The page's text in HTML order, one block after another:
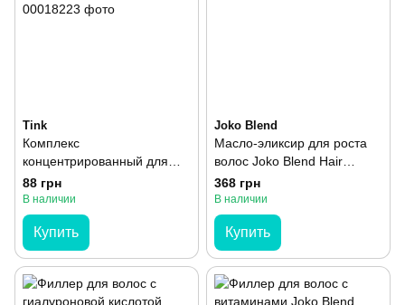
Tink
Комплекс
концентрированный для
волос Tink Манго-Протеины
шелка 4 шт 10 мл
88 грн
В наличии
Купить
Joko Blend
Масло-эликсир для роста
волос Joko Blend Hair
Growth & Strength Oil 100
мл
368 грн
В наличии
Купить